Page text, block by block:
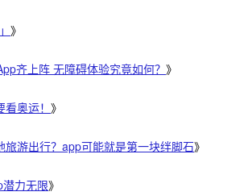
》
齐上阵 无障碍体验究竟如何？ 》
奥运！ 》
游出行？app可能就是第一块绊脚石》
力无限》